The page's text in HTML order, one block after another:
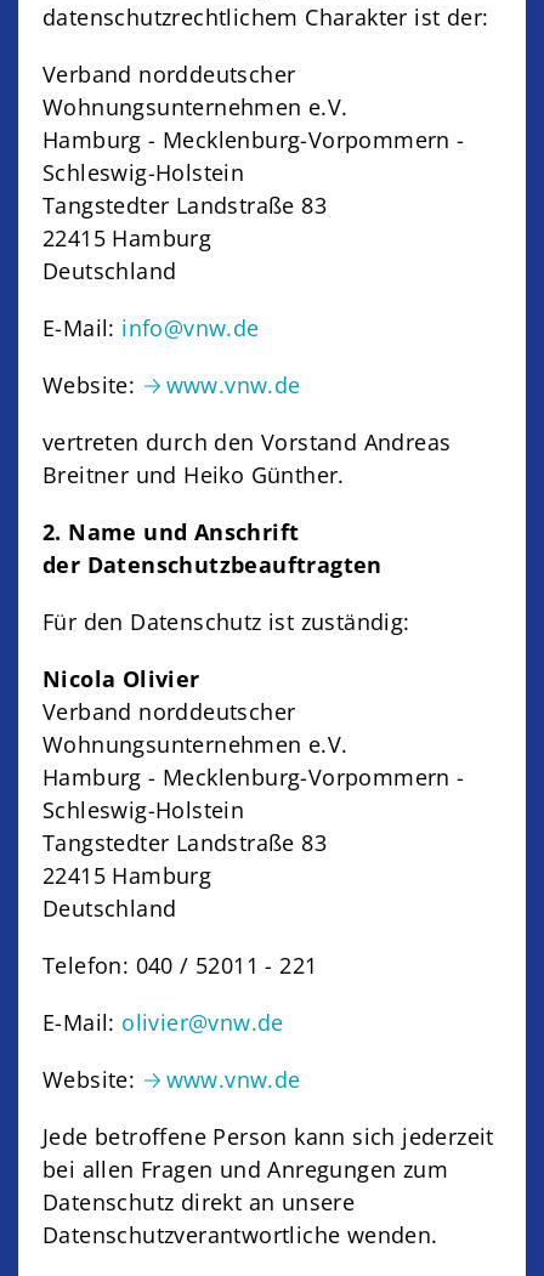
datenschutzrechtlichem Charakter ist der:
Verband norddeutscher
Wohnungsunternehmen e.V.
Hamburg - Mecklenburg-Vorpommern -
Schleswig-Holstein
Tangstedter Landstraße 83
22415 Hamburg
Deutschland
E-Mail: info@vnw.de
Website:
www.vnw.de
vertreten durch den Vorstand Andreas
Breitner und Heiko Günther.
2. Name und Anschrift
der Datenschutzbeauftragten
Für den Datenschutz ist zuständig:
Nicola Olivier
Verband norddeutscher
Wohnungsunternehmen e.V.
Hamburg - Mecklenburg-Vorpommern -
Schleswig-Holstein
Tangstedter Landstraße 83
22415 Hamburg
Deutschland
Telefon: 040 / 52011 - 221
E-Mail: olivier@vnw.de
Website:
www.vnw.de
Jede betroffene Person kann sich jederzeit
bei allen Fragen und Anregungen zum
Datenschutz direkt an unsere
Datenschutzverantwortliche wenden.